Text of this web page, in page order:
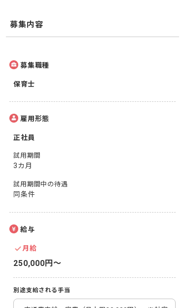
募集内容
募集職種
保育士
雇用形態
正社員
試用期間
3カ月
試用期間中の待遇
同条件
給与
月給
250,000円〜
別途支給される手当